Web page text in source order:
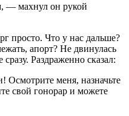
— махнул он рукой
просто. Что у нас дальше?
апорт? Не двинулась
Раздраженно сказал:
меня, назначьте
свой гонорар и можете